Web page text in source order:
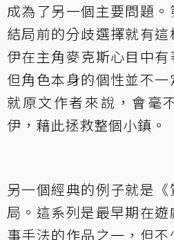
成為了另一個主要問題。
結局前的分歧選擇就有
伊在主角麥克斯心目中有
但角色本身的個性並不一
就原文作者來說，會毫
伊，藉此拯救整個小鎮。
另一個經典的例子就是
局。這系列是最早期在
事手法的作品之一，但